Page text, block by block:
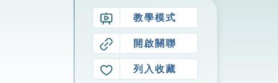
教學模式
開啟關聯
列入收藏